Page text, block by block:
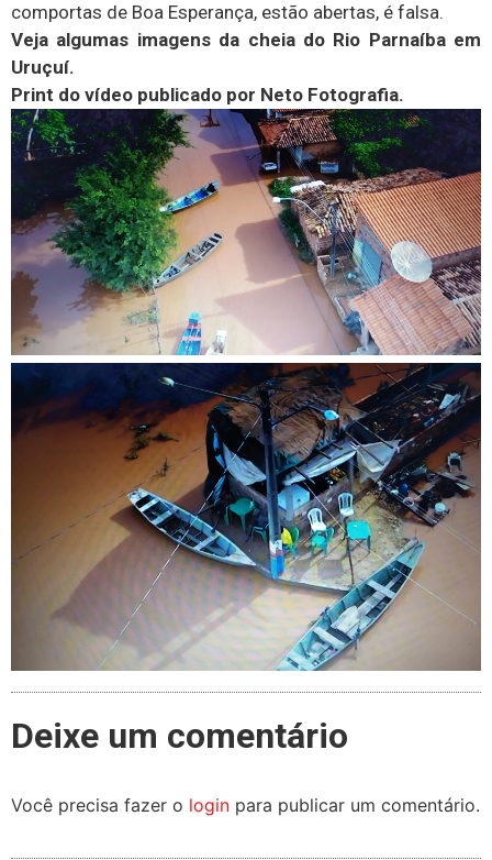
comportas de Boa Esperança, estão abertas, é falsa.
Veja algumas imagens da cheia do Rio Parnaíba em
Uruçuí.
Print do vídeo publicado por Neto Fotografia.
Deixe um comentário
Você precisa fazer o login para publicar um comentário.